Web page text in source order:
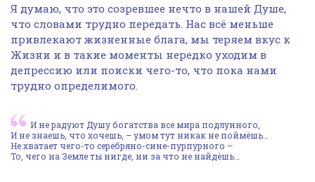
Я думаю, что это созревшее нечто в нашей Душе,
что словами трудно передать. Нас всё меньше
привлекают жизненные блага, мы теряем вкус к
Жизни и в такие моменты нередко уходим в
депрессию или поиски чего-то, что пока нами
трудно определимого.
И не радуют Душу богатства все мира подлунного,
И не знаешь, что хочешь, – умом тут никак не поймѐшь…
Не хватает чего-то серебряно-сине-пурпурного –
То, чего на Земле ты нигде, ни за что не найдѐшь…